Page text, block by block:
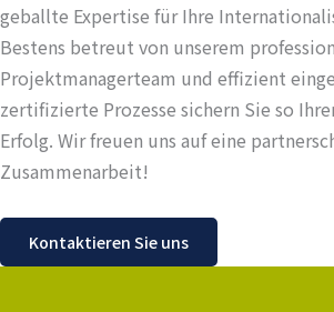
geballte Expertise für Ihre
Bestens betreut von unserem
Projektmanagerteam und effizient
zertifizierte Prozesse sichern Sie so
Erfolg. Wir freuen uns auf eine
Zusammenarbeit!
Kontaktieren Sie uns